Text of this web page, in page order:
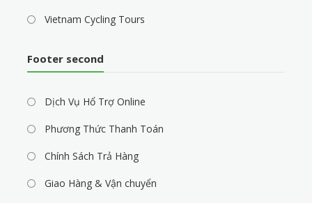
Vietnam Cycling Tours
Footer second
Dịch Vụ Hổ Trợ Online
Phương Thức Thanh Toán
Chính Sách Trả Hàng
Giao Hàng & Vận chuyển